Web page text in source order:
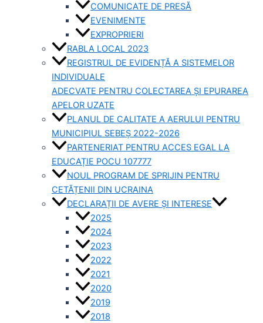
COMUNICATE DE PRESĂ
EVENIMENTE
EXPROPRIERI
RABLA LOCAL 2023
REGISTRUL DE EVIDENȚĂ A SISTEMELOR
INDIVIDUALE
ADECVATE PENTRU COLECTAREA ȘI EPURAREA
APELOR UZATE
PLANUL DE CALITATE A AERULUI PENTRU
MUNICIPIUL SEBEȘ 2022-2026
PARTENERIAT PENTRU ACCES EGAL LA
EDUCAȚIE POCU 107777
NOUL PROGRAM DE SPRIJIN PENTRU
CETĂȚENII DIN UCRAINA
DECLARAȚII DE AVERE ȘI INTERESE
2025
2024
2023
2022
2021
2020
2019
2018